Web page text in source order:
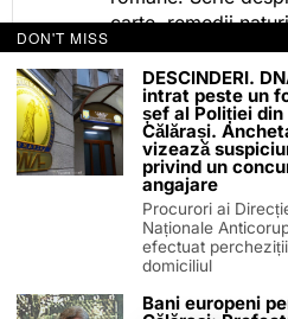
carte, remedii
cotidian politic,
subiectele într-un
spre informare.
Prin activitatea sa
ofere cititorilor
relevant, adaptat
DON'T MISS
DESCINDERI.
intrat peste un
șef al Poliției din
Călărași.
vizează
privind un
angajare
Procurori ai
Naționale
efectuat
domiciliul
Bani europeni